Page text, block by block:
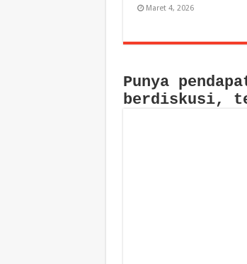
Maret 4, 2026
Punya
berdiskusi,